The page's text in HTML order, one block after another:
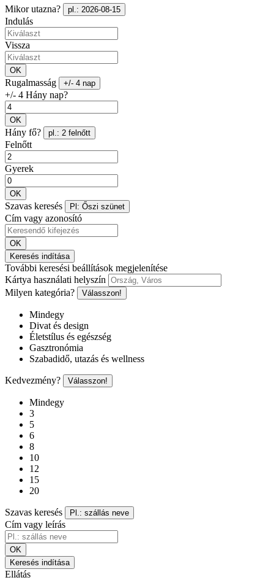
Mikor utazna? pl.: 2026-08-15
Indulás
Vissza
OK
Rugalmasság +/- 4 nap
+/- 4 Hány nap?
OK
Hány fő? pl.: 2 felnőtt
Felnőtt
Gyerek
OK
Szavas keresés Pl: Őszi szünet
Cím vagy azonosító
OK
Keresés indítása
További keresési beállítások megjelenítése
Kártya használati helyszín
Milyen kategória?
Válasszon!
Mindegy
Divat és design
Életstílus és egészség
Gasztronómia
Szabadidő, utazás és wellness
Kedvezmény? Válasszon!
Mindegy
3
5
6
8
10
12
15
20
Szavas keresés Pl.: szállás neve
Cím vagy leírás
OK
Keresés indítása
Ellátás